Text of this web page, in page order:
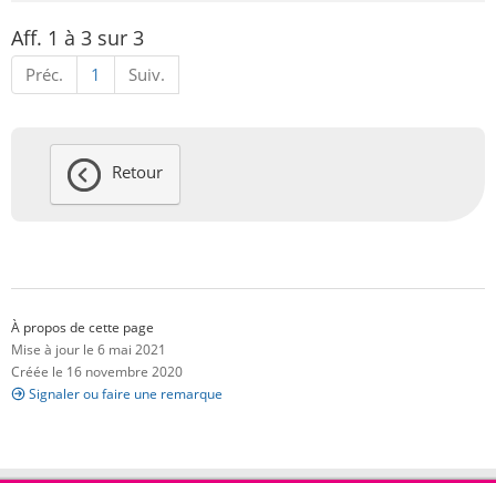
Aff. 1 à 3 sur 3
Préc. 1 Suiv.
Retour
À propos de cette page
Mise à jour le 6 mai 2021
Créée le 16 novembre 2020
Signaler ou faire une remarque